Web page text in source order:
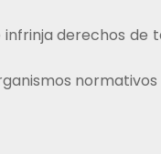
derechos de